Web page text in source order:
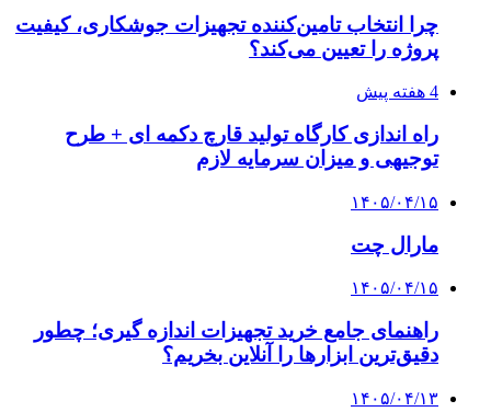
چرا انتخاب تامین‌کننده تجهیزات جوشکاری، کیفیت
پروژه را تعیین می‌کند؟
4 هفته پیش
راه اندازی کارگاه تولید قارچ دکمه ای + طرح
توجیهی و میزان سرمایه لازم
۱۴۰۵/۰۴/۱۵
مارال چت
۱۴۰۵/۰۴/۱۵
راهنمای جامع خرید تجهیزات اندازه گیری؛ چطور
دقیق‌ترین ابزارها را آنلاین بخریم؟
۱۴۰۵/۰۴/۱۳